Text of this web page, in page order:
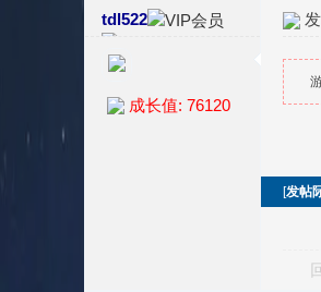
tdl522
成长值: 76120
[发帖